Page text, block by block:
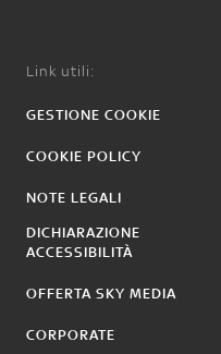
Link utili:
GESTIONE COOKIE
COOKIE POLICY
NOTE LEGALI
DICHIARAZIONE
ACCESSIBILITÀ
OFFERTA SKY MEDIA
CORPORATE